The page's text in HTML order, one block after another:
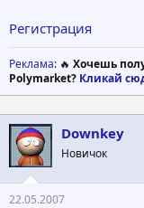
Регистрация
Реклама: 🔥 Хочешь
Polymarket? Кликай
Downkey
Новичок
22.05.2007